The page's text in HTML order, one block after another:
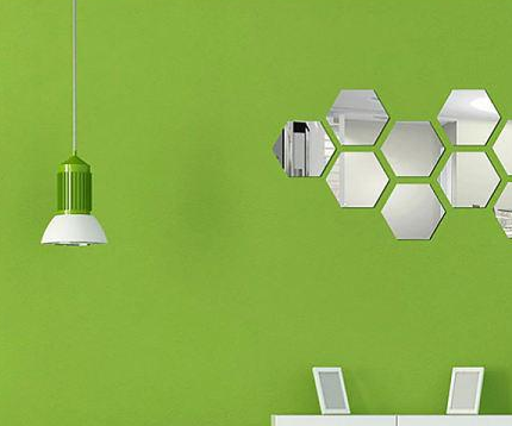
و
چه رنگی برای اتاق کار
انتخاب کنیم؟